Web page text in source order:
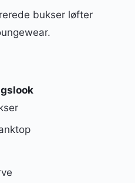
bukser løfter